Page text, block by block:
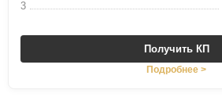
3
Получить КП
Подробнее >